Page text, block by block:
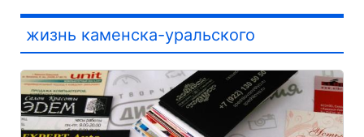
жизнь каменска-уральского